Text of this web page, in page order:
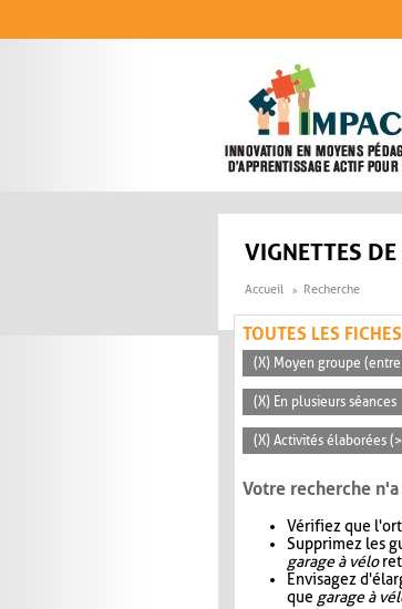
VIGNETTES
Accueil Recherche
TOUTES LES
(X) Moyen groupe
(X) En plusieurs séances
(X) Activités élaborées
Votre recherche
Vérifiez que
Supprimez les
garage à vélo
Envisagez
que garage à